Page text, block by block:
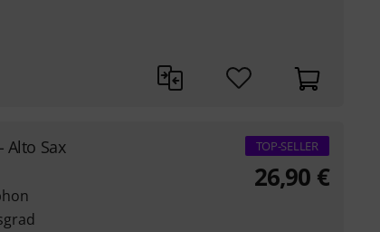
Alto Sax TOP-SELLER
26,90 €